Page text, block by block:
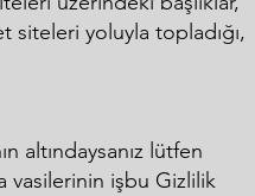
siteleri yoluyla topladığı,
altındaysanız lütfen
vasilerinin işbu Gizlilik